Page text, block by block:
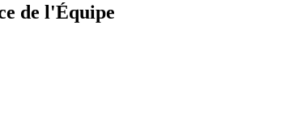
de l'Équipe